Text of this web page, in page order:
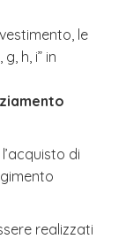
le
h, i” in
di
realizzati